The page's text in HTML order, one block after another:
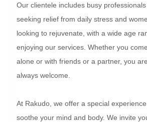
Our clientele includes busy professionals
seeking relief from daily stress and
looking to rejuvenate, with a wide age
enjoying our services. Whether you come
alone or with friends or a partner, you are
always welcome.
At Rakudo, we offer a special
soothe your mind and body. We invite